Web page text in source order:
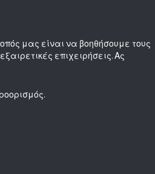
μας είναι να βοηθήσουμε τους
επιχειρήσεις. Ας